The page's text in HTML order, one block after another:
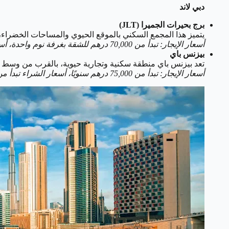
دبي لاند
برج بحيرات الجميرا (JLT)
يتميز هذا المجمع السكني بالموقع الحيوي والمساحات
أسعار الإيجار: تبدأ من 70,000 درهم للشقة بغرفة نوم واحدة، أسعار الشراء تبدأ من 800,000 درهم.
بيزنس باي
تعد بيزنس باي منطقة سكنية وتجارية حيوية، بالقرب من وسط
أسعار الإيجار: تبدأ من 75,000 درهم سنويًا، أسعار الشراء تبدأ من 900,000 درهم.